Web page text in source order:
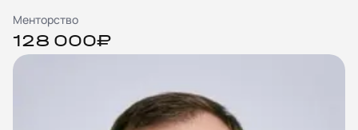
Менторство
128 000₽